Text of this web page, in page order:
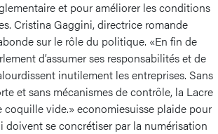
et pour améliorer les conditions
Cristina Gaggini, directrice romande
sur le rôle du politique. «En fin de
d’assumer ses responsabilités et de
inutilement les entreprises. Sans
et sans mécanismes de contrôle, la Lacre
coquille vide.» economiesuisse plaide pour
doivent se concrétiser par la numérisation